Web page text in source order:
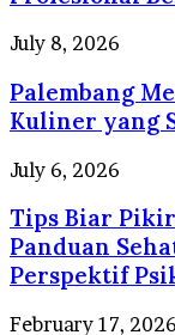
Travel
Umrah
Resmi
dengan
Pelayanan
Profesional
Internasional
Palembang
Kota
Makan,
Surga
Kuliner
yang
Selalu
Dirindukan
Wisatawan
July 8, 2026
Palembang
Kuliner yang
Tips
Pikiran
Tenang
dan
Hati
Adem:
July 6, 2026
Tips Biar
Panduan
Perspektif
Mega
February 17, 2026